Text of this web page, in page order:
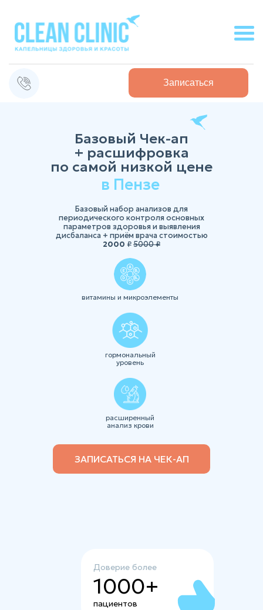
Записаться
Доверие более
1000+
пациентов
Базовый Чек-ап
+ расшифровка
по самой низкой цене
в Пензе
Базовый набор анализов для
периодического контроля основных
параметров здоровья и выявления
дисбаланса + приём врача стоимостью
2000 ₽5000₽
витамины и микроэлементы
гормональный
уровень
расширенный
анализ крови
ЗАПИСАТЬСЯ НА ЧЕК-АП